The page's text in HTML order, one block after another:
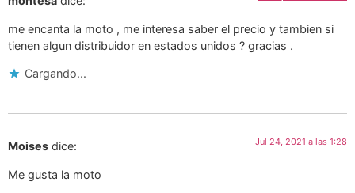
me encanta la moto , me interesa saber el precio y tambien si
tienen algun distribuidor en estados unidos ? gracias .
Cargando...
Moises dice: Jul 24, 2021 a las 1:28
Me gusta la moto